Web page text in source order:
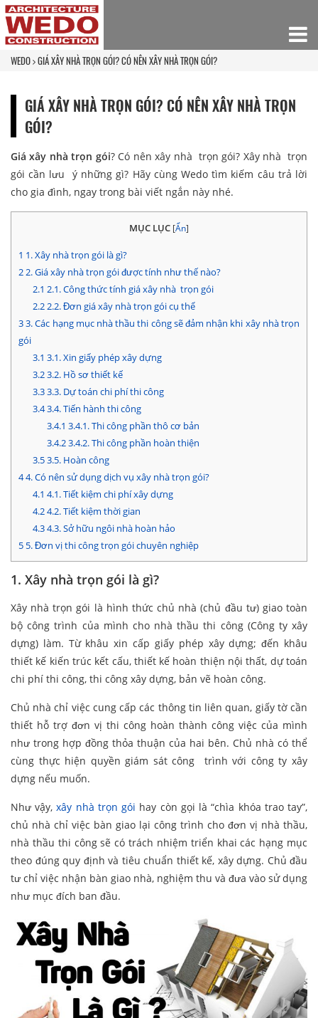
WEDO GIÁ XÂY NHÀ TRỌN GÓI? CÓ NÊN XÂY NHÀ TRỌN GÓI?
GIÁ XÂY NHÀ TRỌN GÓI? CÓ NÊN XÂY NHÀ TRỌN
GÓI?
Giá xây nhà trọn gói? Có nên xây nhà trọn gói? Xây nhà trọn
gói cần lưu ý những gì? Hãy cùng Wedo tìm kiếm câu trả lời
cho gia đình, ngay trong bài viết ngắn này nhé.
MỤC LỤC [Ẩn]
1 1. Xây nhà trọn gói là gì?
22. Giá xây nhà trọn gói được tính như thế nào?
2.1 2.1. Công thức tính giá xây nhà trọn gói
2.22.2. Đơn giá xây nhà trọn gói cụ thể
33. Các hạng mục nhà thầu thi công sẽ đảm nhận khi xây nhà trọn
gói
3.1 3.1. Xin giấy phép xây dựng
3.23.2. Hồ sơ thiết kế
3.33.3. Dự toán chi phí thi công
3.43.4. Tiến hành thi công
3.4.1 3.4.1. Thi công phần thô cơ bản
3.4.23.4.2. Thi công phần hoàn thiện
3.53.5. Hoàn công
44. Có nên sử dụng dịch vụ xây nhà trọn gói?
4.1 4.1. Tiết kiệm chi phí xây dựng
4.24.2. Tiết kiệm thời gian
4.34.3. Sở hữu ngôi nhà hoàn hảo
5 5. Đơn vị thi công trọn gói chuyên nghiệp
1. Xây nhà trọn gói là gì?
Xây nhà trọn gói là hình thức chủ nhà (chủ đầu tư) giao toàn
bộ công trình của mình cho nhà thầu thi công (Công ty xây
dựng) làm. Từ khâu xin cấp giấy phép xây dựng; đến khâu
thiết kế kiến trúc kết cấu, thiết kế hoàn thiện nội thất, dự toán
chi phí thi công, thi công xây dựng, bản vẽ hoàn công.
Chủ nhà chỉ việc cung cấp các thông tin liên quan, giấy tờ cần
thiết hỗ trợ đơn vị thi công hoàn thành công việc của mình
như trong hợp đồng thỏa thuận của hai bên. Chủ nhà có thể
cùng thực hiện quyền giám sát công trình với công ty xây
dựng nếu muốn.
Như vậy,xây nhà trọn gói hay còn gọi là “chìa khóa trao tay”,
chủ nhà chỉ việc bàn giao lại công trình cho đơn vị nhà thầu,
nhà thầu thi công sẽ có trách nhiệm triển khai các hạng mục
theo đúng quy định và tiêu chuẩn thiết kế, xây dựng. Chủ đầu
tư chỉ việc nhận bàn giao nhà, nghiệm thu và đưa vào sử dụng
như mục đích ban đầu.